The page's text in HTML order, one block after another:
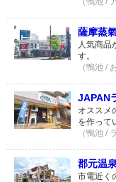
薩摩蒸
人気商品
す。
（鴨池 /
JAPAN
オススメ
を作って
（鴨池 /
郡元温泉
市電近く